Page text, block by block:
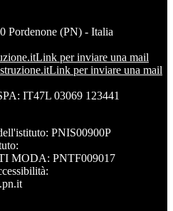
Pordenone (PN) - Italia
Link per inviare una mail
Link per inviare una mail
IT47L 03069 123441
PNIS00900P
MODA: PNTF009017